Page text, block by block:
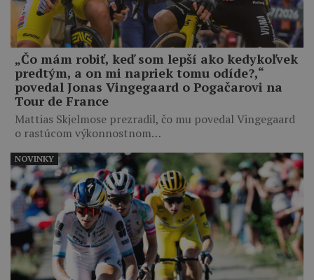
„Čo mám robiť, keď som lepší ako kedykoľvek
predtým, a on mi napriek tomu odíde?,“
povedal Jonas Vingegaard o Pogačarovi na
Tour de France
Mattias Skjelmose prezradil, čo mu povedal Vingegaard
o rastúcom výkonnostnom…
NOVINKY